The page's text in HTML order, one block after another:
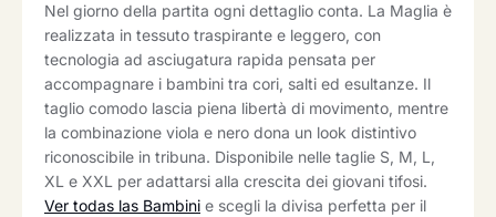
Nel giorno della partita ogni dettaglio conta. La Maglia è
realizzata in tessuto traspirante e leggero, con
tecnologia ad asciugatura rapida pensata per
accompagnare i bambini tra cori, salti ed esultanze. Il
taglio comodo lascia piena libertà di movimento, mentre
la combinazione viola e nero dona un look distintivo
riconoscibile in tribuna. Disponibile nelle taglie S, M, L,
XL e XXL per adattarsi alla crescita dei giovani tifosi.
Ver todas las Bambini e scegli la divisa perfetta per il